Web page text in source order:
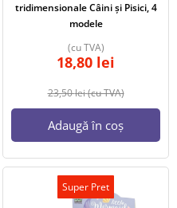
tridimensionale Câini și Pisici, 4
modele
23,50lei(cu TVA)
18,80 lei
(cu TVA)
Adaugă în coș
Super Pret